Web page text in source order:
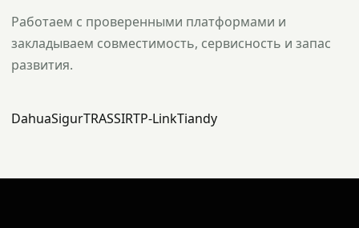
Работаем с проверенными платформами и
закладываем совместимость, сервисность и запас
развития.
DahuaSigurTRASSIRTP-LinkTiandy